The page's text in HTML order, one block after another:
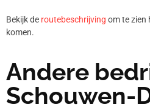
Bekijk de routebeschrijving om te zien
komen.
Andere
Schouwen-